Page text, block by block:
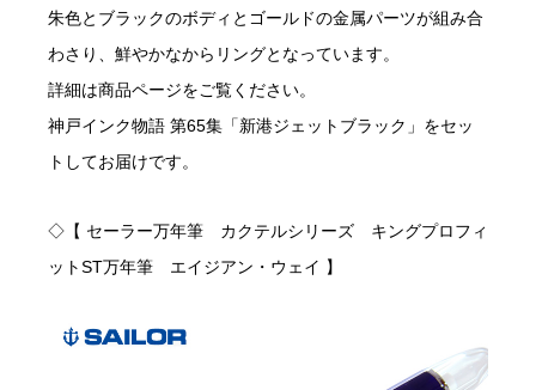
朱色とブラックのボディとゴールドの金属パーツが組み合
わさり、鮮やかなからリングとなっています。
詳細は商品ページをご覧ください。
神戸インク物語 第65集「新港ジェットブラック」をセッ
トしてお届けです。
◇【 セーラー万年筆 カクテルシリーズ キングプロフィ
ットST万年筆 エイジアン・ウェイ 】